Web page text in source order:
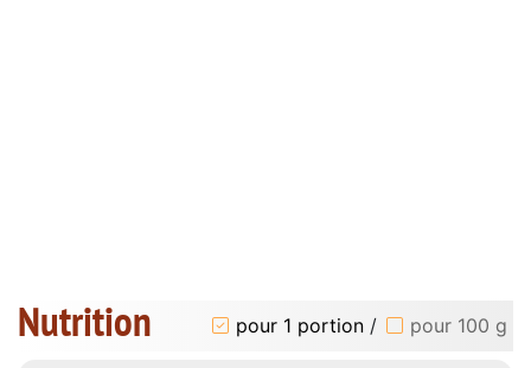
Nutrition pour 1 portion / pour 100 g